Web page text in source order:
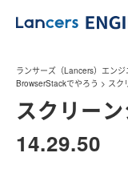
ランサーズ（Lancers）エンジ
BrowserStackでやろう > スク
スクリー
14.29.50